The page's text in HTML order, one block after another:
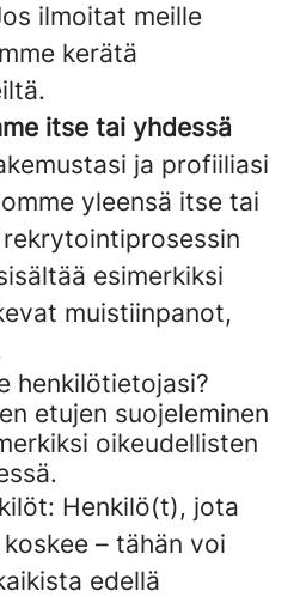
ilmoitat meille
kerätä
itse tai yhdessä
ja profiiliasi
yleensä itse tai
esimerkiksi
muistiinpanot,
henkilötietojasi?
etujen suojeleminen
oikeudellisten
Henkilö(t), jota
– tähän voi
edellä